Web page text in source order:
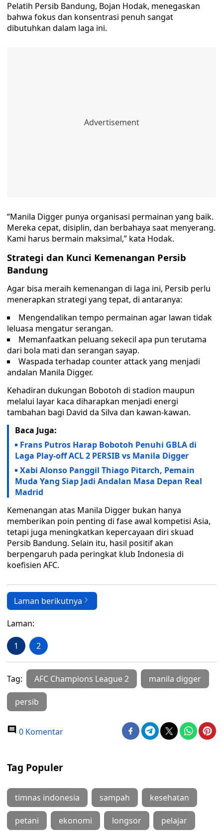
Pelatih Persib Bandung, Bojan Hodak, menegaskan
bahwa fokus dan konsentrasi penuh sangat
dibutuhkan dalam laga ini.
“Manila Digger punya organisasi permainan yang baik.
Mereka cepat, disiplin, dan berbahaya saat menyerang.
Kami harus bermain maksimal,” kata Hodak.
Strategi dan Kunci Kemenangan Persib
Bandung
Agar bisa meraih kemenangan di laga ini, Persib perlu
menerapkan strategi yang tepat, di antaranya:
Mengendalikan tempo permainan agar lawan tidak
leluasa mengatur serangan.
Memanfaatkan peluang sekecil apa pun terutama
dari bola mati dan serangan sayap.
Waspada terhadap counter attack yang menjadi
andalan Manila Digger.
Kehadiran dukungan Bobotoh di stadion maupun
melalui layar kaca diharapkan menjadi energi
tambahan bagi David da Silva dan kawan-kawan.
Baca Juga:
Frans Putros Harap Bobotoh Penuhi GBLA di
Laga Play-off ACL 2 PERSIB vs Manila Digger
Xabi Alonso Panggil Thiago Pitarch, Pemain
Muda Yang Siap Jadi Andalan Masa Depan Real
Madrid
Kemenangan atas Manila Digger bukan hanya
memberikan poin penting di fase awal kompetisi Asia,
tetapi juga meningkatkan kepercayaan diri skuad
Persib Bandung. Selain itu, hasil positif akan
berpengaruh pada peringkat klub Indonesia di
koefisien AFC.
Laman berikutnya
Laman:
1 2
Tag: AFC Champions League 2 manila digger
persib
0 Komentar
Tag Populer
timnas indonesia sampah kesehatan
petani ekonomi longsor pelajar